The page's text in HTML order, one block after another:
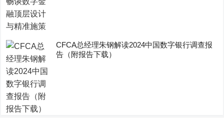
CFCA总经理朱钢解读2024中国数字银行调查报
告（附报告下载）